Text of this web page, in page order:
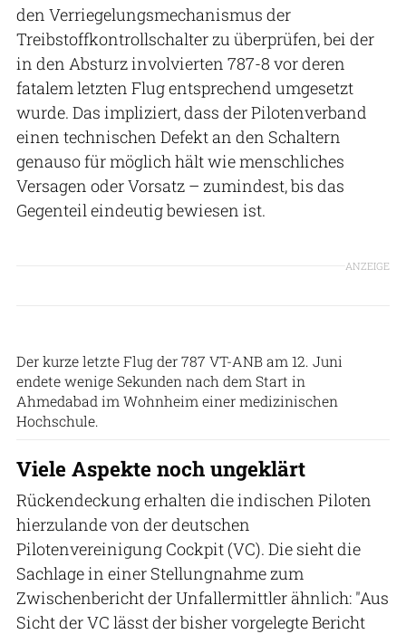
den Verriegelungsmechanismus der
Treibstoffkontrollschalter zu überprüfen, bei der
in den Absturz involvierten 787-8 vor deren
fatalem letzten Flug entsprechend umgesetzt
wurde. Das impliziert, dass der Pilotenverband
einen technischen Defekt an den Schaltern
genauso für möglich hält wie menschliches
Versagen oder Vorsatz – zumindest, bis das
Gegenteil eindeutig bewiesen ist.
ANZEIGE
Der kurze letzte Flug der 787 VT-ANB am 12. Juni
endete wenige Sekunden nach dem Start in
Ahmedabad im Wohnheim einer medizinischen
Hochschule.
Viele Aspekte noch ungeklärt
Rückendeckung erhalten die indischen Piloten
hierzulande von der deutschen
Pilotenvereinigung Cockpit (VC). Die sieht die
Sachlage in einer Stellungnahme zum
Zwischenbericht der Unfallermittler ähnlich: "Aus
Sicht der VC lässt der bisher vorgelegte Bericht